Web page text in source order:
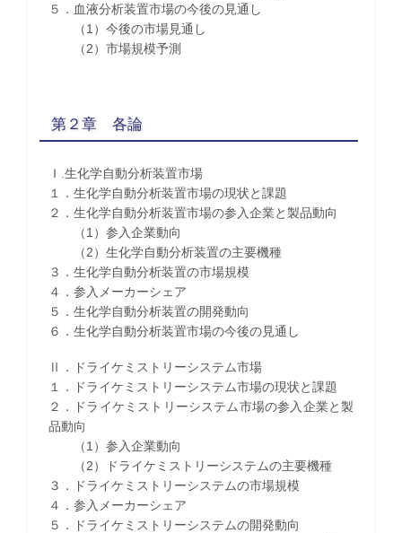
５．血液分析装置市場の今後の見通し
（1）今後の市場見通し
（2）市場規模予測
第２章 各論
Ｉ.生化学自動分析装置市場
１．生化学自動分析装置市場の現状と課題
２．生化学自動分析装置市場の参入企業と製品動向
（1）参入企業動向
（2）生化学自動分析装置の主要機種
３．生化学自動分析装置の市場規模
４．参入メーカーシェア
５．生化学自動分析装置の開発動向
６．生化学自動分析装置市場の今後の見通し
Ⅱ．ドライケミストリーシステム市場
１．ドライケミストリーシステム市場の現状と課題
２．ドライケミストリーシステム市場の参入企業と製
品動向
（1）参入企業動向
（2）ドライケミストリーシステムの主要機種
３．ドライケミストリーシステムの市場規模
４．参入メーカーシェア
５．ドライケミストリーシステムの開発動向